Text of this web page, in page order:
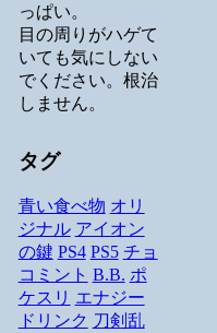
っぱい。
目の周りがハゲて
いても気にしない
でください。根治
しません。
タグ
青い食べ物 オリ
ジナル アイオン
の鍵 PS4 PS5 チョ
コミント B.B. ポ
ケスリ エナジー
ドリンク 刀剣乱